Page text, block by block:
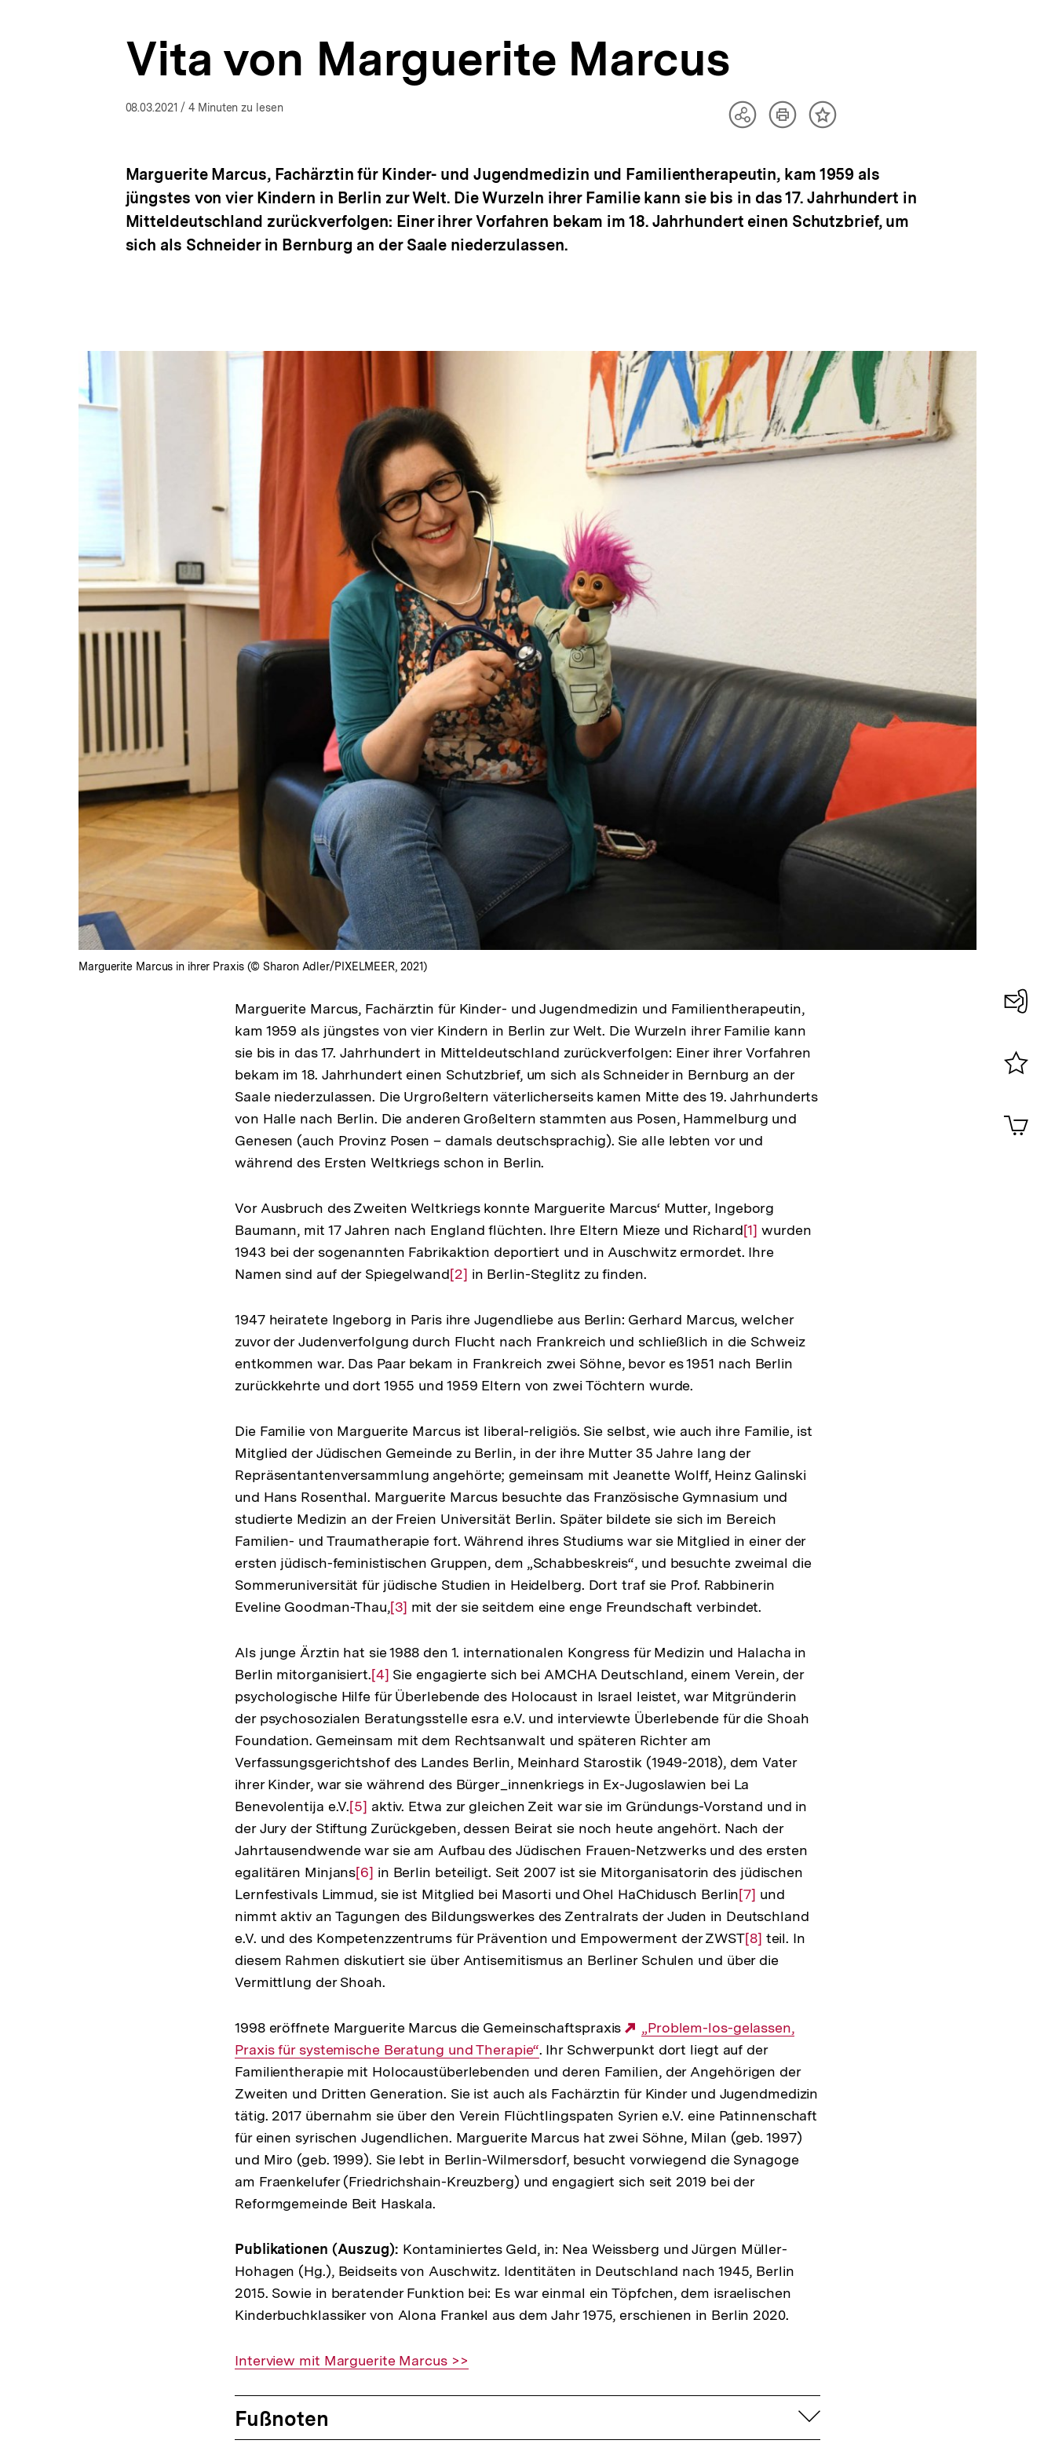
Vita von Marguerite Marcus
08.03.2021 / 4 Minuten zu lesen
TeilenArtikelInhalt
Marguerite Marcus, Fachärztin für Kinder- und Jugendmedizin und Familientherapeutin, kam 1959 als
jüngstes von vier Kindern in Berlin zur Welt. Die Wurzeln ihrer Familie kann sie bis in das 17. Jahrhundert in
Mitteldeutschland zurückverfolgen: Einer ihrer Vorfahren bekam im 18. Jahrhundert einen Schutzbrief, um
sich als Schneider in Bernburg an der Saale niederzulassen.
Marguerite Marcus in ihrer Praxis (© Sharon Adler/PIXELMEER, 2021)
Marguerite Marcus, Fachärztin für Kinder- und Jugendmedizin und Familientherapeutin,
kam 1959 als jüngstes von vier Kindern in Berlin zur Welt. Die Wurzeln ihrer Familie kann
sie bis in das 17. Jahrhundert in Mitteldeutschland zurückverfolgen: Einer ihrer Vorfahren
bekam im 18. Jahrhundert einen Schutzbrief, um sich als Schneider in Bernburg an der
Saale niederzulassen. Die Urgroßeltern väterlicherseits kamen Mitte des 19. Jahrhunderts
von Halle nach Berlin. Die anderen Großeltern stammten aus Posen, Hammelburg und
Genesen (auch Provinz Posen – damals deutschsprachig). Sie alle lebten vor und
während des Ersten Weltkriegs schon in Berlin.
Vor Ausbruch des Zweiten Weltkriegs konnte Marguerite Marcus‘ Mutter, Ingeborg
Baumann, mit 17 Jahren nach England flüchten. Ihre Eltern Mieze und RichardZur
Auflösung
[1] wurden
1943 bei der sogenannten Fabrikaktion deportiert und in Auschwitz ermordet. Ihre
Namen sind auf der SpiegelwandZur
der
Fußnote
[2] in Berlin-Steglitz zu finden.
1947 heiratete Ingeborg in Paris ihre Jugendliebe aus Berlin: Gerhard Marcus, welcher
zuvor der Judenverfolgung durch Flucht nach Frankreich und schließlich in die Schweiz
entkommen war. Das Paar bekam in Frankreich zwei Söhne, bevor es 1951 nach Berlin
zurückkehrte und dort 1955 und 1959 Eltern von zwei Töchtern wurde.
Die Familie von Marguerite Marcus ist liberal-religiös. Sie selbst, wie auch ihre Familie, ist
Mitglied der Jüdischen Gemeinde zu Berlin, in der ihre Mutter 35 Jahre lang der
Repräsentantenversammlung angehörte; gemeinsam mit Jeanette Wolff, Heinz Galinski
und Hans Rosenthal. Marguerite Marcus besuchte das Französische Gymnasium und
studierte Medizin an der Freien Universität Berlin. Später bildete sie sich im Bereich
Familien- und Traumatherapie fort. Während ihres Studiums war sie Mitglied in einer der
ersten jüdisch-feministischen Gruppen, dem „Schabbeskreis“, und besuchte zweimal die
Sommeruniversität für jüdische Studien in Heidelberg. Dort traf sie Prof. Rabbinerin
Eveline Goodman-Thau,Zur
der
Fußnote
[3] mit der sie seitdem eine enge Freundschaft verbindet.
Als junge Ärztin hat sie 1988 den 1. internationalen Kongress für Medizin und Halacha in
Berlin mitorganisiert.Zur
Auflösung
der
Fußnote
[4] Sie engagierte sich bei AMCHA Deutschland, einem Verein, der
psychologische Hilfe für Überlebende des Holocaust in Israel leistet, war Mitgründerin
der psychosozialen Beratungsstelle esra e.V. und interviewte Überlebende für die Shoah
Foundation. Gemeinsam mit dem Rechtsanwalt und späteren Richter am
Verfassungsgerichtshof des Landes Berlin, Meinhard Starostik (1949-2018), dem Vater
ihrer Kinder, war sie während des Bürger_innenkriegs in Ex-Jugoslawien bei La
Benevolentija e.V.Zur
Auflösung
der
Fußnote
[5] aktiv. Etwa zur gleichen Zeit war sie im Gründungs-Vorstand und in
der Jury der Stiftung Zurückgeben, dessen Beirat sie noch heute angehört. Nach der
Jahrtausendwende war sie am Aufbau des Jüdischen Frauen-Netzwerks und des ersten
egalitären MinjansZur
Auflösung
der
Fußnote
[6] in Berlin beteiligt. Seit 2007 ist sie Mitorganisatorin des jüdischen
Lernfestivals Limmud, sie ist Mitglied bei Masorti und Ohel HaChidusch BerlinZur
Auflösung
der
Fußnote
[7] und
nimmt aktiv an Tagungen des Bildungswerkes des Zentralrats der Juden in Deutschland
e.V. und des Kompetenzzentrums für Prävention und Empowerment der ZWSTZur
Auflösung
[8] teil. In
diesem Rahmen diskutiert sie über Antisemitismus an Berliner Schulen und über die
Vermittlung der Shoah.
1998 eröffnete Marguerite Marcus die Gemeinschaftspraxis
Externer
Link:
„Problem-los-gelassen,
Praxis für systemische Beratung und Therapie“. Ihr Schwerpunkt dort liegt auf der
Familientherapie mit Holocaustüberlebenden und deren Familien, der Angehörigen der
Zweiten und Dritten Generation. Sie ist auch als Fachärztin für Kinder und Jugendmedizin
tätig. 2017 übernahm sie über den Verein Flüchtlingspaten Syrien e.V. eine Patinnenschaft
für einen syrischen Jugendlichen. Marguerite Marcus hat zwei Söhne, Milan (geb. 1997)
und Miro (geb. 1999). Sie lebt in Berlin-Wilmersdorf, besucht vorwiegend die Synagoge
am Fraenkelufer (Friedrichshain-Kreuzberg) und engagiert sich seit 2019 bei der
Reformgemeinde Beit Haskala.
Publikationen (Auszug): Kontaminiertes Geld, in: Nea Weissberg und Jürgen Müller-
Hohagen (Hg.), Beidseits von Auschwitz. Identitäten in Deutschland nach 1945, Berlin
2015. Sowie in beratender Funktion bei: Es war einmal ein Töpfchen, dem israelischen
Kinderbuchklassiker von Alona Frankel aus dem Jahr 1975, erschienen in Berlin 2020.
Interner
Interview mit Marguerite Marcus >>
Fussnoten
Fußnoten aufklappen